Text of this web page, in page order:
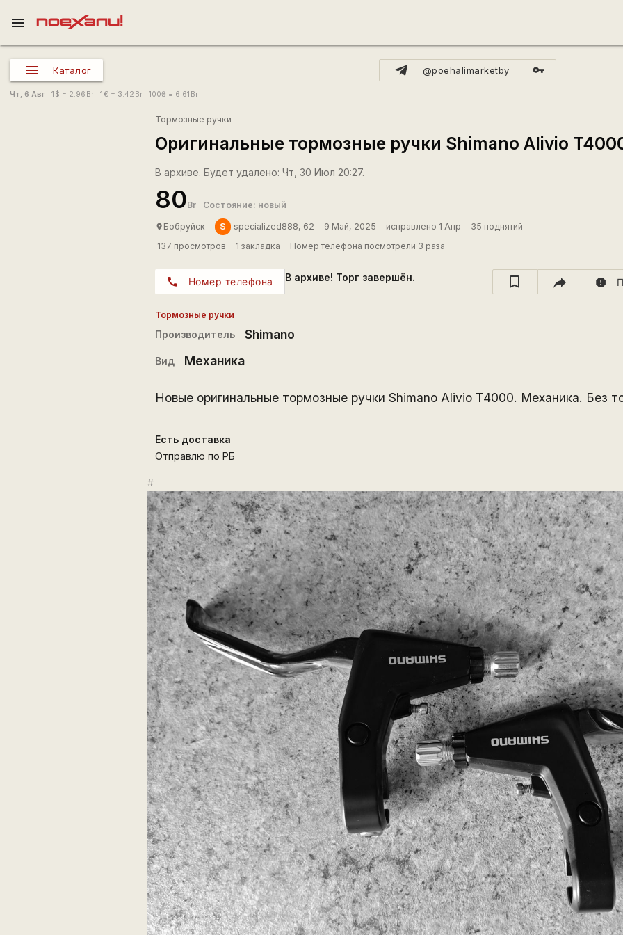
menu
Каталог @poehalimarketby vpn_key
Чт, 6 Авг 1 $ = 2.96 Br 1€ = 3.42 Br 100₴ = 6.61 Br
Тормозные ручки
Оригинальные тормозные ручки Shimano Alivio
В архиве. Будет удалено: Чт, 30 Июл 20:27.
80Br Состояние: новый
place Бобруйск S specialized888, 62 9 Май, 2025 исправлено 1 Апр
35 поднятий
137 просмотров
1 закладка Номер телефона посмотрели 3 раза
call Номер телефона В архиве! Торг завершён. report
Тормозные ручки
Производитель Shimano
Вид Механика
Новые оригинальные тормозные ручки Shimano Alivio T4000. Механика. Без
Есть доставка
Отправлю по РБ
#